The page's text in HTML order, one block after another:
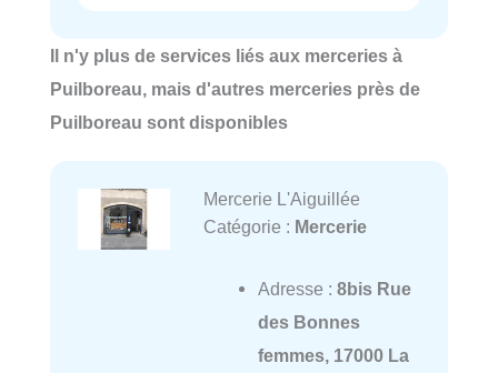
Il n'y plus de services liés aux merceries à
Puilboreau, mais d'autres merceries près de
Puilboreau sont disponibles
Mercerie L'Aiguillée
Catégorie : Mercerie
Adresse : 8bis Rue
des Bonnes
femmes, 17000 La